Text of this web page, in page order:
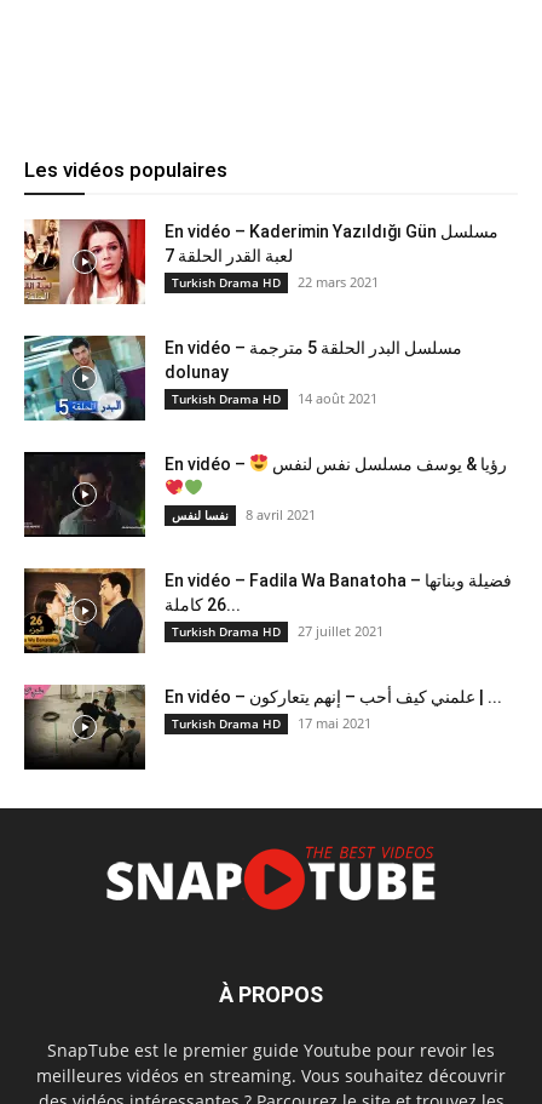
Les vidéos populaires
En vidéo – Kaderimin Yazıldığı Gün مسلسل
لعبة القدر الحلقة 7
Turkish Drama HD 22 mars 2021
En vidéo – مسلسل البدر الحلقة 5 مترجمة
dolunay
Turkish Drama HD 14 août 2021
En vidéo – رؤيا & يوسف مسلسل نفس لنفس
نفسا لنفس 8 avril 2021
En vidéo – Fadila Wa Banatoha – فضيلة وبناتها
26 كاملة...
Turkish Drama HD 27 juillet 2021
En vidéo – علمني كيف أحب – إنهم يتعاركون ​| ...
Turkish Drama HD 17 mai 2021
À PROPOS
SnapTube est le premier guide Youtube pour revoir les
meilleures vidéos en streaming. Vous souhaitez découvrir